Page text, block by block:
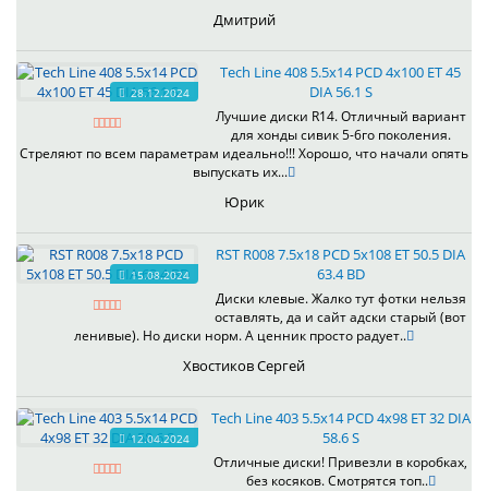
Дмитрий
28.12.2024
Tech Line 408 5.5x14 PCD 4x100 ET 45
DIA 56.1 S
Лучшие диски R14. Отличный вариант
для хонды сивик 5-6го поколения.
Стреляют по всем параметрам идеально!!! Хорошо, что начали опять
выпускать их...
Юрик
15.08.2024
RST R008 7.5x18 PCD 5x108 ET 50.5 DIA
63.4 BD
Диски клевые. Жалко тут фотки нельзя
оставлять, да и сайт адски старый (вот
ленивые). Но диски норм. А ценник просто радует..
Хвостиков Сергей
12.04.2024
Tech Line 403 5.5x14 PCD 4x98 ET 32 DIA
58.6 S
Отличные диски! Привезли в коробках,
без косяков. Смотрятся топ..